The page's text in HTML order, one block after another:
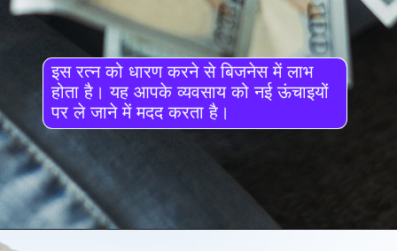
इस रत्न को धारण करने से बिजनेस में लाभ
होता है। यह आपके व्यवसाय को नई ऊंचाइयों
पर ले जाने में मदद करता है।